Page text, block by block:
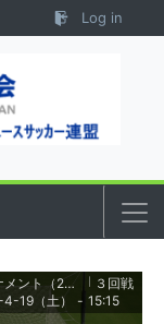
Log in
JCY選手権U15神奈川 トーナメント 2025 - トーナメント（2回戦～4回戦）
３回戦
19（土） - 15:15